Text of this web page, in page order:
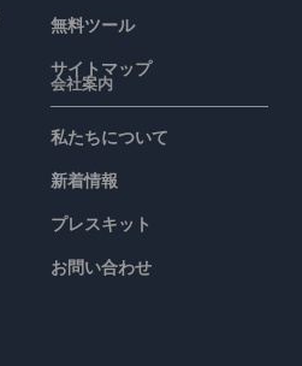
無料ツール
サイトマップ
会社案内
私たちについて
新着情報
プレスキット
お問い合わせ